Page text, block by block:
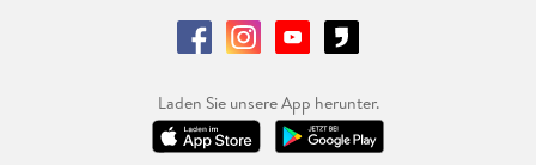
Laden Sie unsere App herunter.